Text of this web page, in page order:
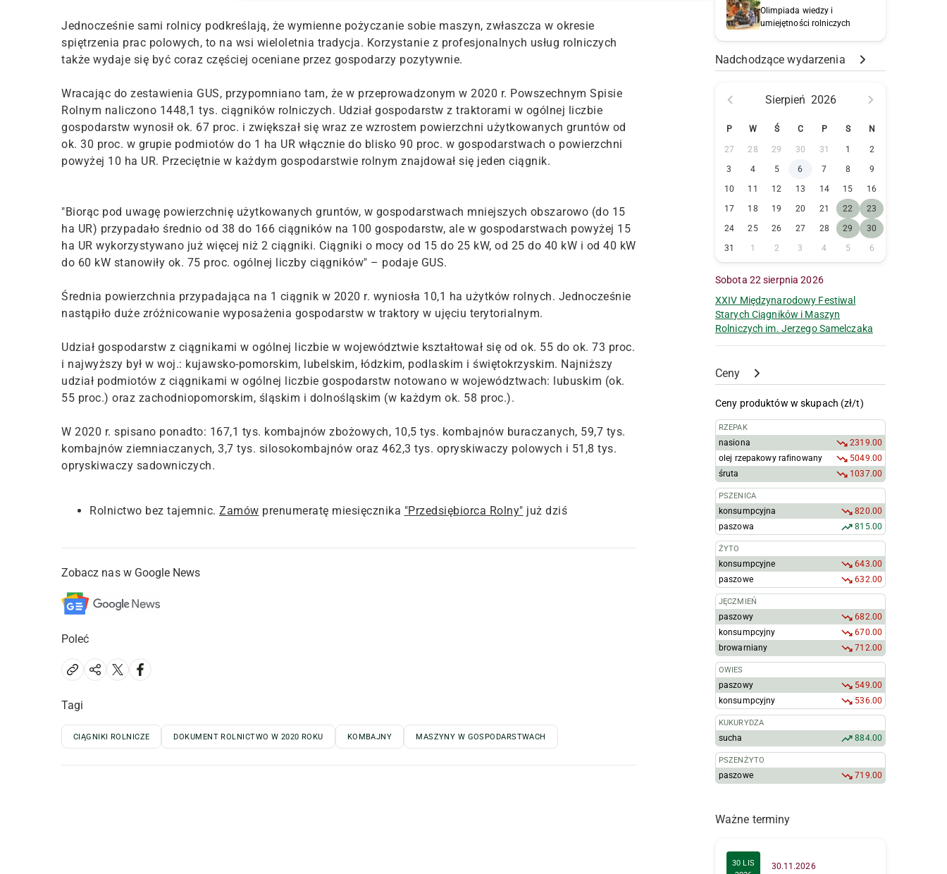
Jednocześnie sami rolnicy podkreślają, że wymienne pożyczanie sobie maszyn, zwłaszcza w okresie
spiętrzenia prac polowych, to na wsi wieloletnia tradycja. Korzystanie z profesjonalnych usług rolniczych
także wydaje się być coraz częściej oceniane przez gospodarzy pozytywnie.
Wracając do zestawienia GUS, przypomniano tam, że w przeprowadzonym w 2020 r. Powszechnym Spisie
Rolnym naliczono 1448,1 tys. ciągników rolniczych. Udział gospodarstw z traktorami w ogólnej liczbie
gospodarstw wynosił ok. 67 proc. i zwiększał się wraz ze wzrostem powierzchni użytkowanych gruntów od
ok. 30 proc. w grupie podmiotów do 1 ha UR włącznie do blisko 90 proc. w gospodarstwach o powierzchni
powyżej 10 ha UR. Przeciętnie w każdym gospodarstwie rolnym znajdował się jeden ciągnik.
"Biorąc pod uwagę powierzchnię użytkowanych gruntów, w gospodarstwach mniejszych obszarowo (do 15
ha UR) przypadało średnio od 38 do 166 ciągników na 100 gospodarstw, ale w gospodarstwach powyżej 15
ha UR wykorzystywano już więcej niż 2 ciągniki. Ciągniki o mocy od 15 do 25 kW, od 25 do 40 kW i od 40 kW
do 60 kW stanowiły ok. 75 proc. ogólnej liczby ciągników" – podaje GUS.
Średnia powierzchnia przypadająca na 1 ciągnik w 2020 r. wyniosła 10,1 ha użytków rolnych. Jednocześnie
nastąpiło duże zróżnicowanie wyposażenia gospodarstw w traktory w ujęciu terytorialnym.
Udział gospodarstw z ciągnikami w ogólnej liczbie w województwie kształtował się od ok. 55 do ok. 73 proc.
i najwyższy był w woj.: kujawsko-pomorskim, lubelskim, łódzkim, podlaskim i świętokrzyskim. Najniższy
udział podmiotów z ciągnikami w ogólnej liczbie gospodarstw notowano w województwach: lubuskim (ok.
55 proc.) oraz zachodniopomorskim, śląskim i dolnośląskim (w każdym ok. 58 proc.).
W 2020 r. spisano ponadto: 167,1 tys. kombajnów zbożowych, 10,5 tys. kombajnów buraczanych, 59,7 tys.
kombajnów ziemniaczanych, 3,7 tys. silosokombajnów oraz 462,3 tys. opryskiwaczy polowych i 51,8 tys.
opryskiwaczy sadowniczych.
Rolnictwo bez tajemnic. Zamów prenumeratę miesięcznika "Przedsiębiorca Rolny" już dziś
Zobacz nas w Google News
Poleć
Tagi
CIĄGNIKI ROLNICZE DOKUMENT ROLNICTWO W 2020 ROKU KOMBAJNY MASZYNY W GOSPODARSTWACH
Olimpiada wiedzy i
umiejętności rolniczych
Nadchodzące wydarzenia
Sierpień 2026
P W Ś C P S N
27 28 29 30 31 1
2
3
4 5 6 7 8
9
10
11 12 13 14 15
16
17
18 19 20 21 22
23
24
25 26 27 28 29
30
31
1 2 3 4 5 6
Sobota 22 sierpnia 2026
XXIV Międzynarodowy Festiwal
Starych Ciągników i Maszyn
Rolniczych im. Jerzego Samelczaka
Ceny
Ceny produktów w skupach (zł/t)
RZEPAK
nasiona
2319.00
olej rzepakowy rafinowany
5049.00
śruta
1037.00
PSZENICA
konsumpcyjna
820.00
paszowa
815.00
ŻYTO
konsumpcyjne
643.00
paszowe
632.00
JĘCZMIEŃ
paszowy
682.00
konsumpcyjny
670.00
browarniany
712.00
OWIES
paszowy
549.00
konsumpcyjny
536.00
KUKURYDZA
sucha 884.00
PSZENŻYTO
paszowe 719.00
Ważne terminy
30 LIS
30.11.2026